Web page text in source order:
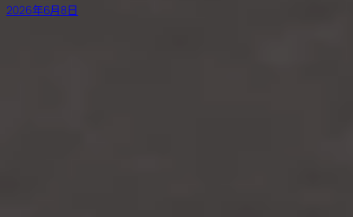
2026年6月8日